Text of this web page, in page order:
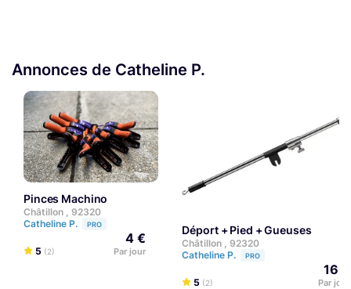
Annonces de Catheline P.
Pinces Machino
Châtillon , 92320
Catheline P.
PRO
5 (2)
4 €
Par jour
Déport + Pied + Gueuses
Châtillon , 92320
Catheline P.
PRO
5 (2)
16 €
Par jour